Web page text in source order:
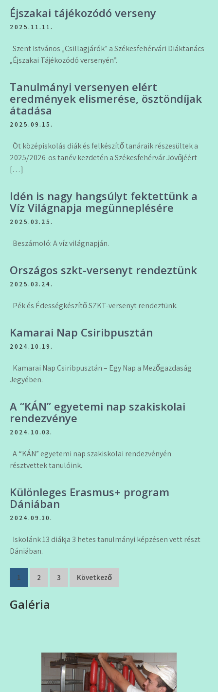
Éjszakai tájékozódó verseny
2025.11.11.
Szent Istvános „Csillagjárók” a Székesfehérvári Diáktanács
„Éjszakai Tájékozódó versenyén”.
Tanulmányi versenyen elért
eredmények elismerése, ösztöndíjak
átadása
2025.09.15.
Öt középiskolás diák és felkészítő tanáraik részesültek a
2025/2026-os tanév kezdetén a Székesfehérvár Jövőjéért
[…]
Idén is nagy hangsúlyt fektettünk a
Víz Világnapja megünneplésére
2025.03.25.
Beszámoló: A víz világnapján.
Országos szkt-versenyt rendeztünk
2025.03.24.
Pék és Édességkészítő SZKT-versenyt rendeztünk.
Kamarai Nap Csiribpusztán
2024.10.19.
Kamarai Nap Csiribpusztán – Egy Nap a Mezőgazdaság
Jegyében.
A “KÁN” egyetemi nap szakiskolai
rendezvénye
2024.10.03.
A “KÁN” egyetemi nap szakiskolai rendezvényén
résztvettek tanulóink.
Különleges Erasmus+ program
Dániában
2024.09.30.
Iskolánk 13 diákja 3 hetes tanulmányi képzésen vett részt
Dániában.
Bejegyzés
navigáció
1 2 3 Következő
Galéria